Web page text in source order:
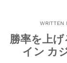
WRITTEN
勝率を上
イン カ